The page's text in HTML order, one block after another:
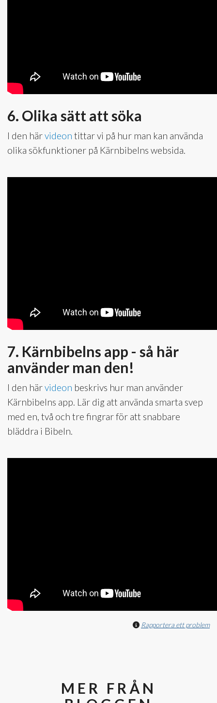
6. Olika sätt att söka
I den härvideon tittar vi på hur man kan använda
olika sökfunktioner på Kärnbibelns websida.
7. Kärnbibelns app - så här
använder man den!
I den härvideon beskrivs hur man använder
Kärnbibelns app. Lär dig att använda smarta svep
med en, två och tre fingrar för att snabbare
bläddra i Bibeln.
Rapportera ett problem
MER FRÅN